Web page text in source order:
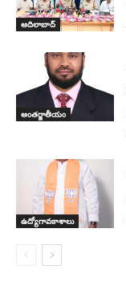
ఆదిలాబాద్
అంతర్జాతీయం
ఉద్యోగావకాశాలు